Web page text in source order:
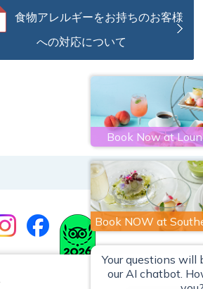
食物アレルギーをお持ちのお客様
への対応について